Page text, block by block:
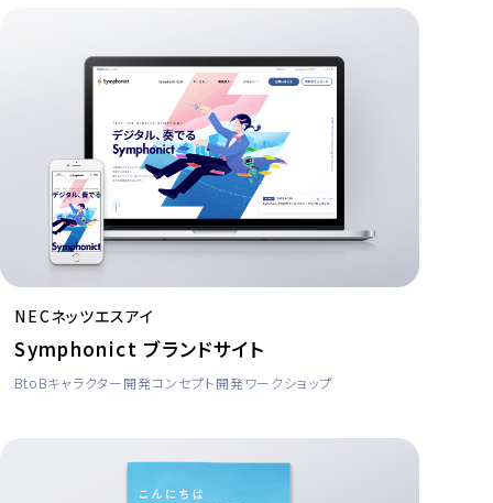
NECネッツエスアイ
Symphonict ブランドサイト
BtoBキャラクター開発コンセプト開発ワークショップ